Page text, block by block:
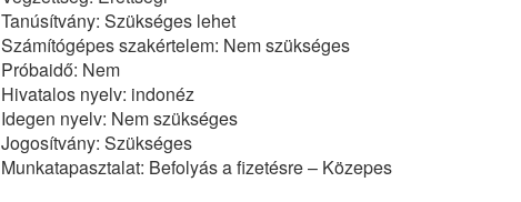
Tanúsítvány: Szükséges lehet
Számítógépes szakértelem: Nem szükséges
Próbaidő: Nem
Hivatalos nyelv: indonéz
Idegen nyelv: Nem szükséges
Jogosítvány: Szükséges
Munkatapasztalat: Befolyás a fizetésre – Közepes